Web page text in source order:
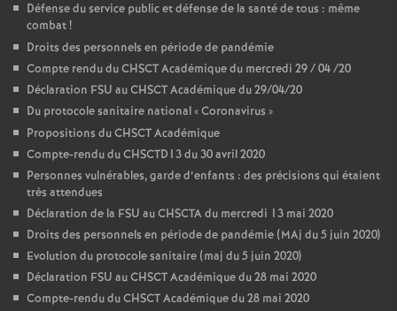
Défense du service public et défense de la santé de tous : même
combat!
Droits des personnels en période de pandémie
Compte rendu du CHSCT Académique du mercredi 29 / 04 /20
Déclaration FSU au CHSCT Académique du 29/04/20
Du protocole sanitaire national «Coronavirus »
Propositions du CHSCT Académique
Compte-rendu du CHSCTD13 du 30 avril 2020
Personnes vulnérables, garde d’enfants : des précisions qui étaient
très attendues
Déclaration de la FSU au CHSCTA du mercredi 13 mai 2020
Droits des personnels en période de pandémie (MAj du 5 juin 2020)
Evolution du protocole sanitaire (maj du 5 juin 2020)
Déclaration FSU au CHSCT Académique du 28 mai 2020
Compte-rendu du CHSCT Académique du 28 mai 2020